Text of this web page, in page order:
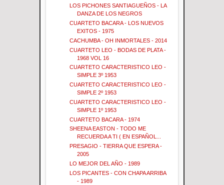
LOS PICHONES SANTIAGUEÑOS - LA
DANZA DE LOS NEGROS
CUARTETO BACARA - LOS NUEVOS
EXITOS - 1975
CACHUMBA - OH INMORTALES - 2014
CUARTETO LEO - BODAS DE PLATA -
1968 VOL 16
CUARTETO CARACTERISTICO LEO -
SIMPLE 3º 1953
CUARTETO CARACTERISTICO LEO -
SIMPLE 2º 1953
CUARTETO CARACTERISTICO LEO -
SIMPLE 1º 1953
CUARTETO BACARA - 1974
SHEENA EASTON - TODO ME
RECUERDA A TI ( EN ESPAÑOL...
PRESAGIO - TIERRA QUE ESPERA -
2005
LO MEJOR DEL AÑO - 1989
LOS PICANTES - CON CHAPA ARRIBA
- 1989